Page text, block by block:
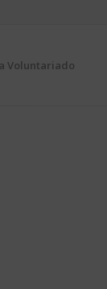
Voluntariado